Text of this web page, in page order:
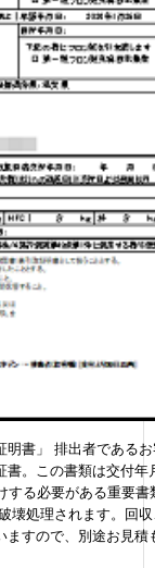
書」 排出者であるお
書。この書類は交付年
する必要がある重要書
壊処理されます。回
ますので、別途お見積